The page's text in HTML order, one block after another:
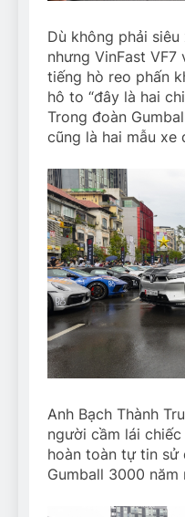
Dù không phải
nhưng VinFast VF7
tiếng hò reo phấn
hô to “đây là hai
Trong đoàn
cũng là hai mẫu xe
Anh Bạch Thành
người cầm lái chiếc
hoàn toàn tự tin sử
Gumball 3000 năm